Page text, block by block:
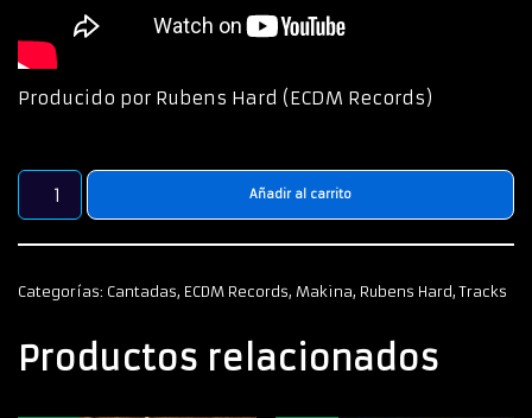
Producido por Rubens Hard (ECDM Records)
Añadir al carrito
Categorías: Cantadas, ECDM Records, Makina, Rubens Hard,Tracks
Productos relacionados